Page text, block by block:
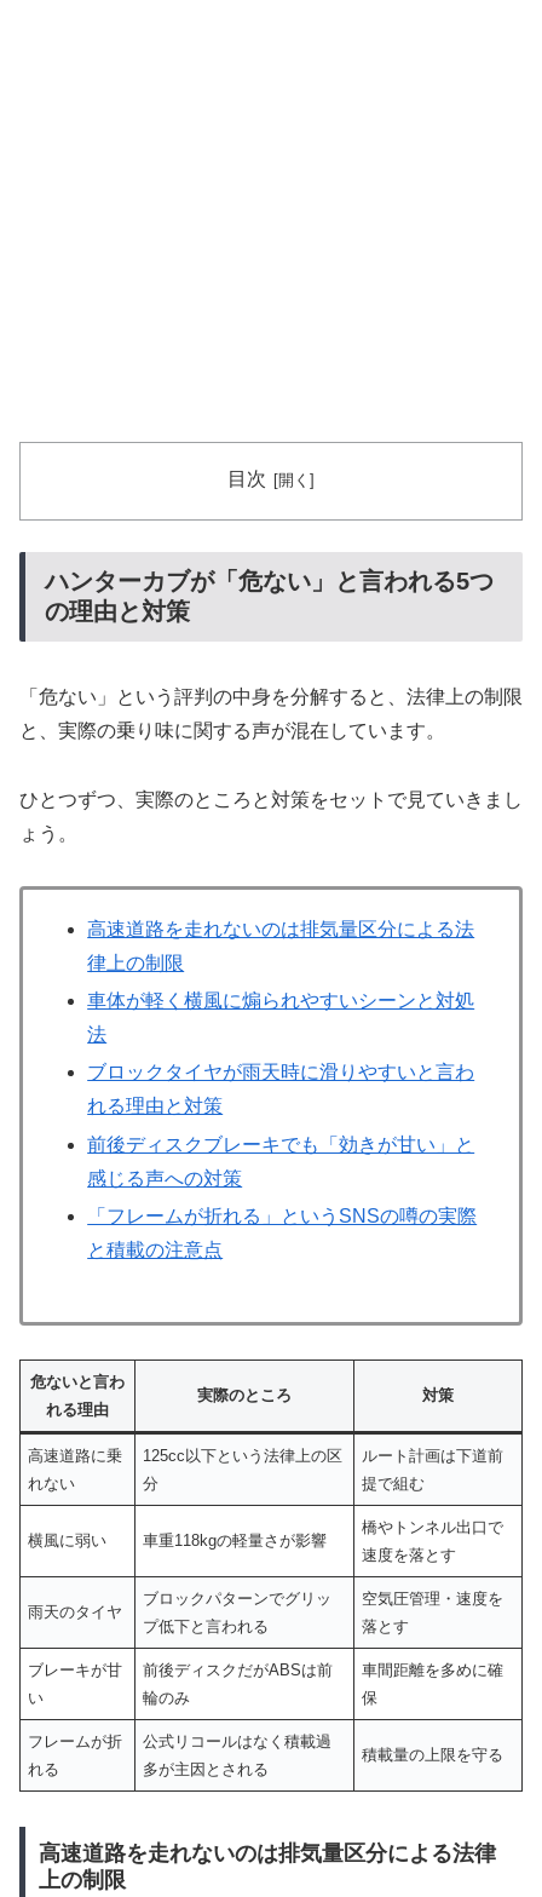
目次
ハンターカブが「危ない」と言われる5つ
の理由と対策
「危ない」という評判の中身を分解すると、法律上の制限
と、実際の乗り味に関する声が混在しています。
ひとつずつ、実際のところと対策をセットで見ていきまし
ょう。
高速道路を走れないのは排気量区分による法
律上の制限
車体が軽く横風に煽られやすいシーンと対処
法
ブロックタイヤが雨天時に滑りやすいと言わ
れる理由と対策
前後ディスクブレーキでも「効きが甘い」と
感じる声への対策
「フレームが折れる」というSNSの噂の実際
と積載の注意点
危ないと言わ
れる理由
実際のところ 対策
高速道路に乗
れない
125cc以下という法律上の区
分
ルート計画は下道前
提で組む
横風に弱い 車重118kgの軽量さが影響
橋やトンネル出口で
速度を落とす
雨天のタイヤ
ブロックパターンでグリッ
プ低下と言われる
空気圧管理・速度を
落とす
ブレーキが甘
い
前後ディスクだがABSは前
輪のみ
車間距離を多めに確
保
フレームが折
れる
公式リコールはなく積載過
多が主因とされる
積載量の上限を守る
高速道路を走れないのは排気量区分による法律
上の制限